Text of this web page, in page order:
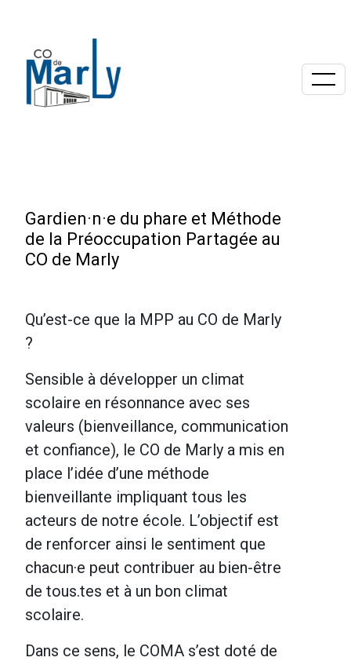
Gardien·n·e du phare et Méthode
de la Préoccupation Partagée au
CO de Marly
Qu’est-ce que la MPP au CO de Marly
?
Sensible à développer un climat
scolaire en résonnance avec ses
valeurs (bienveillance, communication
et confiance), le CO de Marly a mis en
place l’idée d’une méthode
bienveillante impliquant tous les
acteurs de notre école. L’objectif est
de renforcer ainsi le sentiment que
chacun·e peut contribuer au bien-être
de tous.tes et à un bon climat
scolaire.
Dans ce sens, le COMA s’est doté de